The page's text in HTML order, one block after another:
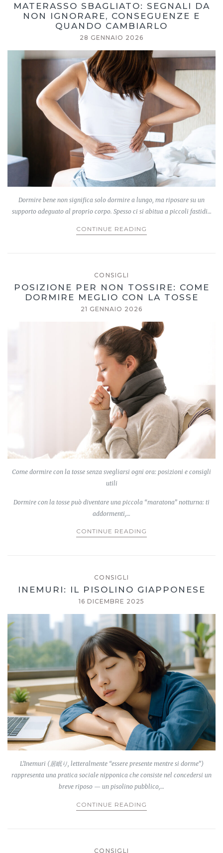
MATERASSO SBAGLIATO: SEGNALI DA
NON IGNORARE, CONSEGUENZE E
QUANDO CAMBIARLO
28 GENNAIO 2026
Dormire bene non significa solo dormire a lungo, ma riposare su un
supporto adeguato al proprio corpo. Spesso ci si abitua a piccoli fastidi…
CONTINUE READING
CONSIGLI
POSIZIONE PER NON TOSSIRE: COME
DORMIRE MEGLIO CON LA TOSSE
21 GENNAIO 2026
Come dormire con la tosse senza svegliarsi ogni ora: posizioni e consigli
utili
Dormire con la tosse può diventare una piccola “maratona” notturna: ti
addormenti,…
CONTINUE READING
CONSIGLI
INEMURI: IL PISOLINO GIAPPONESE
16 DICEMBRE 2025
L’Inemuri (居眠り, letteralmente “essere presente mentre si dorme”)
rappresenta una pratica sociale nipponica che consiste nel concedersi un
breve riposo — un pisolino pubblico,…
CONTINUE READING
CONSIGLI